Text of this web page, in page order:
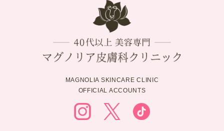
MAGNOLIA SKINCARE CLINIC
OFFICIAL ACCOUNTS